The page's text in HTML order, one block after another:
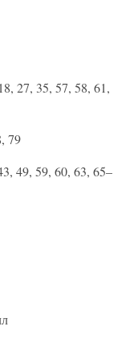
27, 35, 57, 58, 61,
79
49, 59, 60, 63, 65–